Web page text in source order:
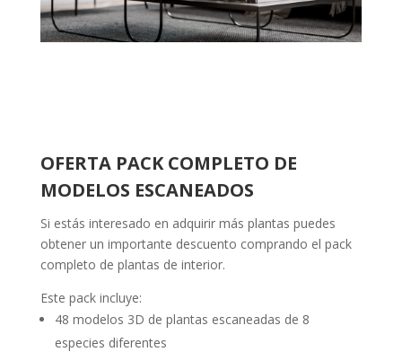
OFERTA PACK COMPLETO DE
MODELOS ESCANEADOS
Si estás interesado en adquirir más plantas puedes
obtener un importante descuento comprando el pack
completo de plantas de interior.
Este pack incluye:
48 modelos 3D de plantas escaneadas de 8
especies diferentes